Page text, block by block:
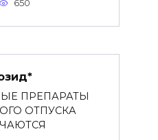
650
ПРЕПАРАТЫ
ОТПУСКА